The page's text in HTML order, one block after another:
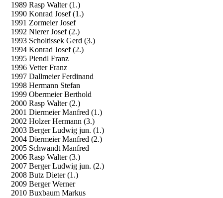
1989 Rasp Walter (1.)
1990 Konrad Josef (1.)
1991 Zormeier Josef
1992 Nierer Josef (2.)
1993 Scholtissek Gerd (3.)
1994 Konrad Josef (2.)
1995 Piendl Franz
1996 Vetter Franz
1997 Dallmeier Ferdinand
1998 Hermann Stefan
1999 Obermeier Berthold
2000 Rasp Walter (2.)
2001 Diermeier Manfred (1.)
2002 Holzer Hermann (3.)
2003 Berger Ludwig jun. (1.)
2004 Diermeier Manfred (2.)
2005 Schwandt Manfred
2006 Rasp Walter (3.)
2007 Berger Ludwig jun. (2.)
2008 Butz Dieter (1.)
2009 Berger Werner
2010 Buxbaum Markus